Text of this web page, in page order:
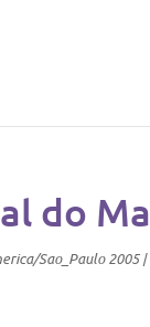
do
Sao_Paulo 2005|